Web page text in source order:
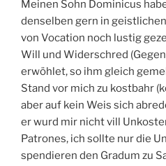
Meinen Sohn Dominicus
denselben gern in
von Vocation noch lustig
Will und Widerschred
erwöhlet, so ihm gleich
Stand vor mich zu kostbahr
aber auf kein Weis sich
er wurd mir nicht vill
Patrones, ich sollte nur die
spendieren den Gradum zu